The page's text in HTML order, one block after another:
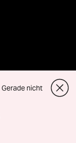
Gerade nicht